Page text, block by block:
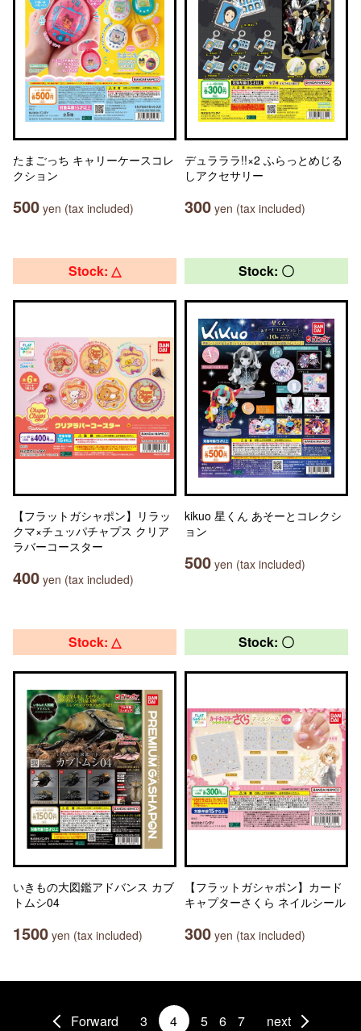
たまごっち キャリーケースコレ
クション
500 yen (tax included)
デュラララ!!×2 ふらっとめじる
しアクセサリー
300 yen (tax included)
Stock: △
【フラットガシャポン】リラッ
クマ×チュッパチャプス クリア
ラバーコースター
400 yen (tax included)
Stock: 〇
kikuo 星くん あそーとコレクシ
ョン
500 yen (tax included)
Stock: △
いきもの大図鑑アドバンス カブ
トムシ04
1500 yen (tax included)
Stock: 〇
【フラットガシャポン】カード
キャプターさくら ネイルシール
300 yen (tax included)
Forward 3 4 5 6 7 next